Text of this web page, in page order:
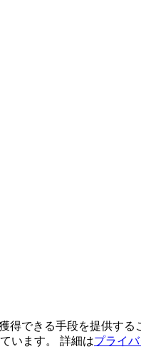
できる手段を提供す
います。 詳細はプライ